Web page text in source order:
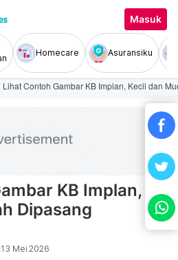
Masuk
Homecare Asuransiku
Lihat Contoh Gambar KB Implan, Kecil dan
KB Implan,
Dipasang
13 Mei 2026